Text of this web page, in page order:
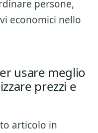
persone,
economici nello
usare meglio
prezzi e
articolo in